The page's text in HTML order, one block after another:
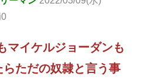
マイケルジョーダンも
ただの奴隷と言う事